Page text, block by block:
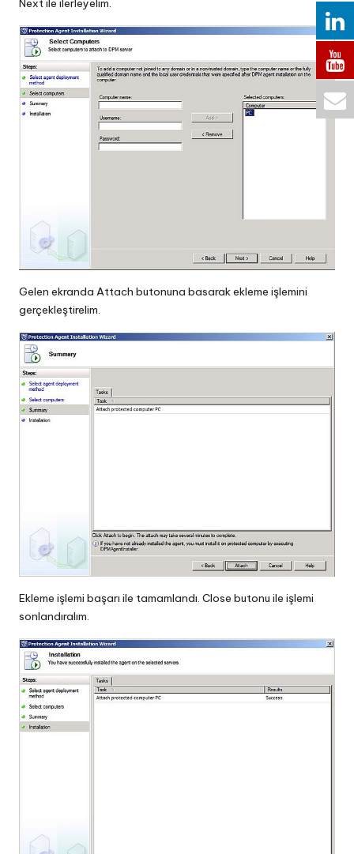
Next ile ilerleyelim.
Gelen ekranda Attach butonuna basarak ekleme işlemini
gerçekleştirelim.
Ekleme işlemi başarı ile tamamlandı. Close butonu ile işlemi
sonlandıralım.